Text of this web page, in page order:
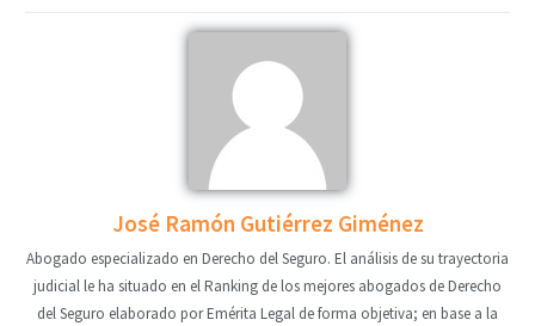
José Ramón Gutiérrez Giménez
Abogado especializado en Derecho del Seguro. El análisis de su trayectoria
judicial le ha situado en el Ranking de los mejores abogados de Derecho
del Seguro elaborado por Emérita Legal de forma objetiva; en base a la